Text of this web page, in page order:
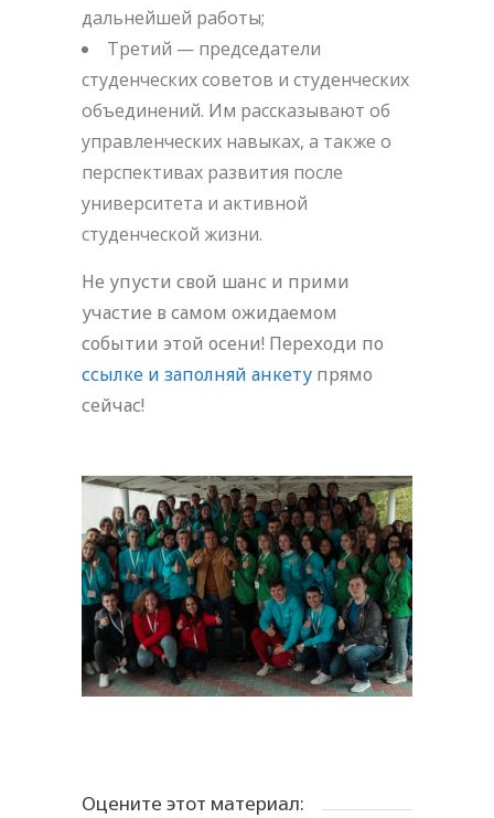
дальнейшей работы;
Третий — председатели
студенческих советов и студенческих
объединений. Им рассказывают об
управленческих навыках, а также о
перспективах развития после
университета и активной
студенческой жизни.
Не упусти свой шанс и прими
участие в самом ожидаемом
событии этой осени! Переходи по
ссылке и заполняй анкету прямо
сейчас!
Оцените этот материал: